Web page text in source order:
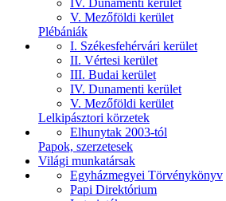
IV. Dunamenti kerület
V. Mezőföldi kerület
Plébániák
I. Székesfehérvári kerület
II. Vértesi kerület
III. Budai kerület
IV. Dunamenti kerület
V. Mezőföldi kerület
Lelkipásztori körzetek
Elhunytak 2003-tól
Papok, szerzetesek
Világi munkatársak
Egyházmegyei Törvénykönyv
Papi Direktórium